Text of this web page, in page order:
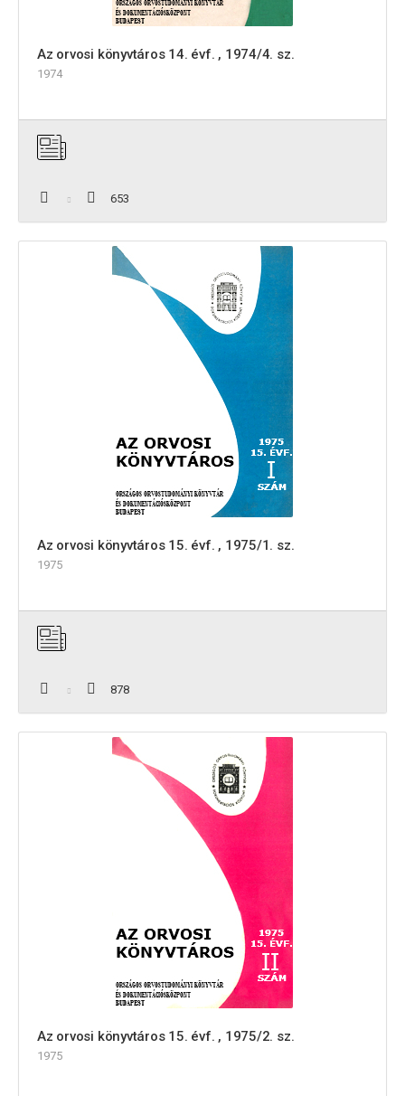
Az orvosi könyvtáros 14. évf. , 1974/4. sz.
1974
653
Az orvosi könyvtáros 15. évf. , 1975/1. sz.
1975
878
Az orvosi könyvtáros 15. évf. , 1975/2. sz.
1975